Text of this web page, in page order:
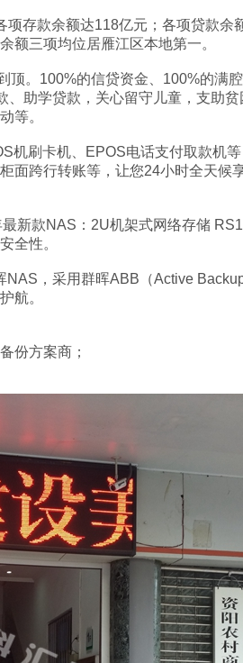
存款余额达118亿元；各项贷款余
额三项均位居雁江区本地第一。
。100%的信贷资金、100%的满
、助学贷款，关心留守儿童，支助
等。
刷卡机、EPOS电话支付取款机
面跨行转账等，让您24小时全天候
款NAS：2U机架式网络存储
全性。
，采用群晖ABB（Active
航。
份方案商；